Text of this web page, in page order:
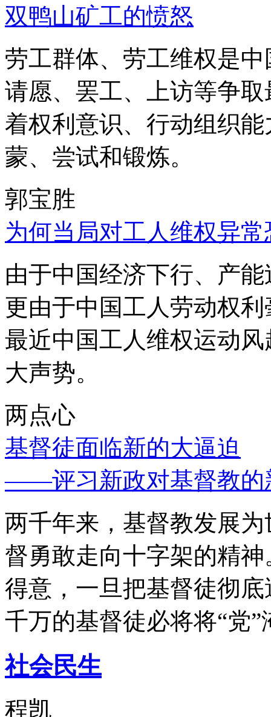
双鸭山矿工的愤怒
劳工群体、劳工维权是
请愿、罢工、上访等争
着权利意识、行动组织
蒙、尝试和锻炼。
郭宝胜
为何当局对工人维权异
由于中国经济下行、产
更由于中国工人劳动权
最近中国工人维权运动
大声势。
两点心
基督徒面临新的大逼迫
——评习新政对基督教的
两千年来，基督教发展
督勇敢走向十字架的精
得意，一旦把基督徒彻
千万的基督徒必将将“党”
社会民生
程凯